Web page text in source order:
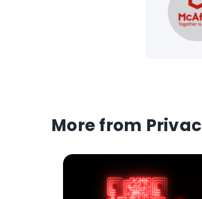
More from